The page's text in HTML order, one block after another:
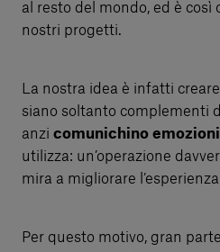
al resto del mondo, ed è
nostri progetti.
La nostra idea è infatti
siano soltanto complementi
anzi comunichino
utilizza: un’operazione
mira a migliorare
Per questo motivo, gran